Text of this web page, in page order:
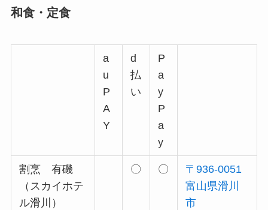
和食・定食
a
u
P
A
Y
d
払
い
P
a
y
P
a
y
割烹 有磯
（スカイホテ
ル滑川）
〇 〇
〒936-0051
富山県滑川
市